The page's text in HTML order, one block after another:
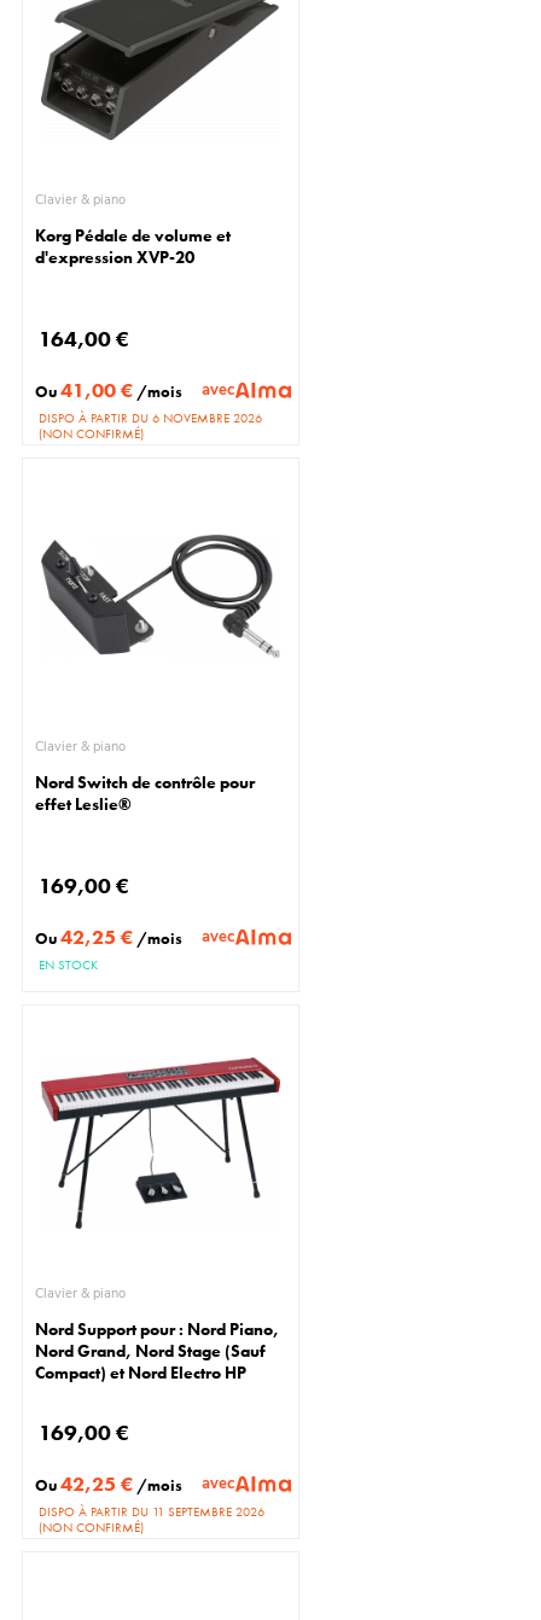
Clavier & piano
Korg Pédale de volume et
d'expression XVP-20
164,00 €
Ou41,00 € /mois avec
DISPO À PARTIR DU 6 NOVEMBRE 2026
(NON CONFIRMÉ)
Clavier & piano
Nord Switch de contrôle pour
effet Leslie®
169,00 €
Ou42,25 € /mois avec
EN STOCK
Clavier & piano
Nord Support pour : Nord Piano,
Nord Grand, Nord Stage (Sauf
Compact) et Nord Electro HP
169,00 €
Ou42,25 € /mois avec
DISPO À PARTIR DU 11 SEPTEMBRE 2026
(NON CONFIRMÉ)